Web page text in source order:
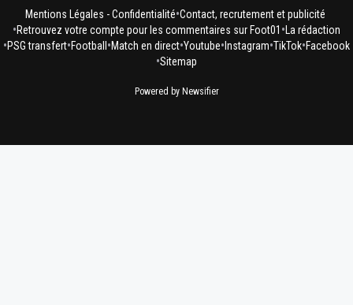
Mentions Légales - Confidentialité•Contact, recrutement et publicité
•Retrouvez votre compte pour les commentaires sur Foot01 •La rédaction
•PSG transfert•Football •Match en direct•Youtube• Instagram•TikTok•Facebook
•Sitemap
Powered by Newsifier